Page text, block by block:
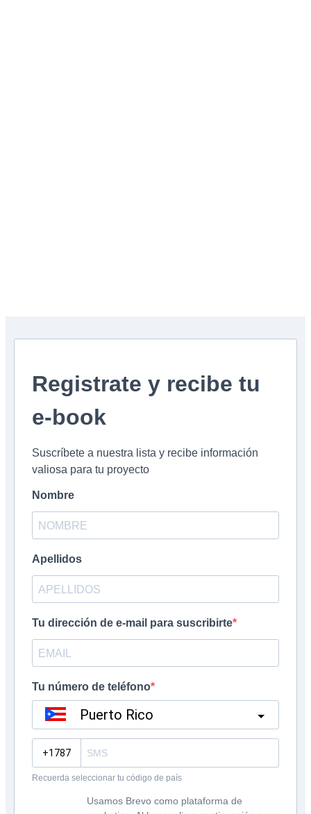
Registrate y recibe tu
e-book
Suscríbete a nuestra lista y recibe información
valiosa para tu proyecto
Nombre
Apellidos
Tu dirección de e-mail para suscribirte
Tu número de teléfono
Puerto Rico
Recuerda seleccionar tu código de país
Usamos Brevo como plataforma de